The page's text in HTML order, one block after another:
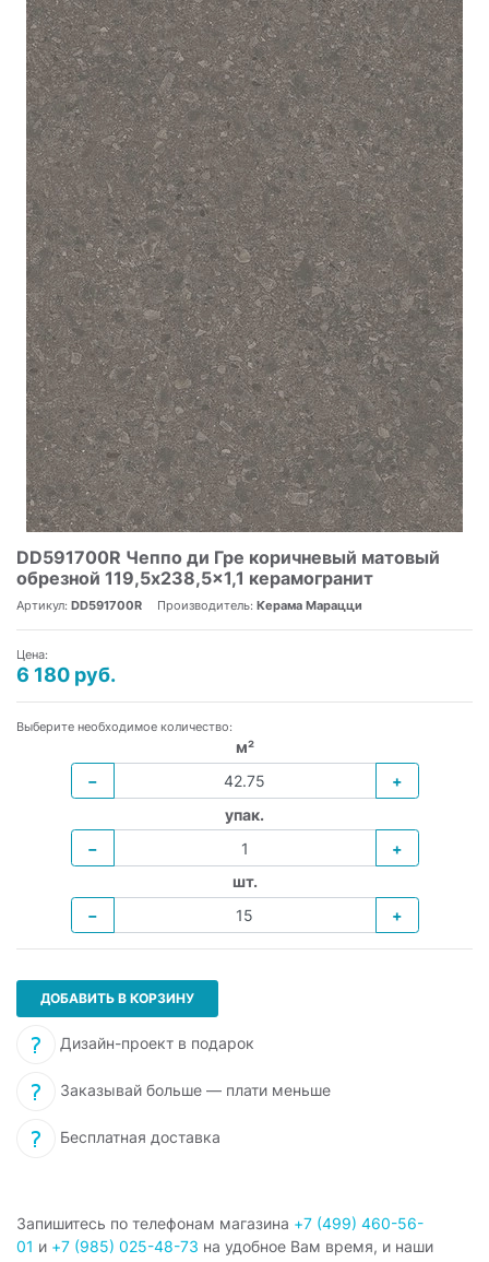
DD591700R Чеппо ди Гре коричневый матовый
обрезной 119,5x238,5x1,1 керамогранит
Артикул: DD591700R Производитель: Керама Марацци
Цена:
6 180 руб.
Выберите необходимое количество:
м²
−
+
упак.
−
+
шт.
−
+
ДОБАВИТЬ В КОРЗИНУ
Дизайн-проект в подарок
Заказывай больше — плати меньше
Бесплатная доставка
Запишитесь по телефонам магазина +7 (499) 460-56-
01 и +7 (985) 025-48-73 на удобное Вам время, и наши